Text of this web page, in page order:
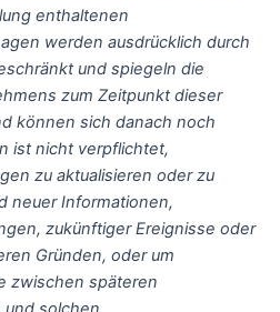
enthaltenen
werden ausdrücklich durch
und spiegeln die
zum Zeitpunkt dieser
können sich danach noch
ist nicht verpflichtet,
zu aktualisieren oder zu
neuer Informationen,
zukünftiger Ereignisse oder
Gründen, oder um
zwischen späteren